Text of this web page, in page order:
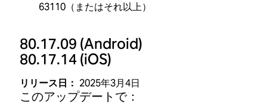
63110（またはそれ以上）
80.17.09 (Android)
80.17.14(iOS)
リリース日： 2025年3月4日
このアップデートで：